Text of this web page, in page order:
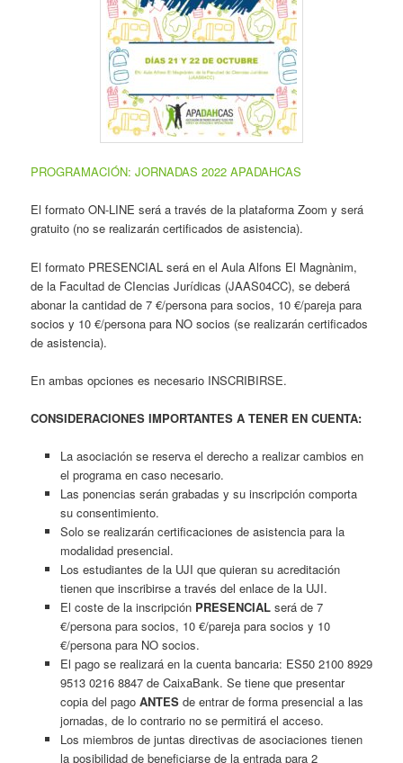
PROGRAMACIÓN: JORNADAS 2022 APADAHCAS
El formato ON-LINE será a través de la plataforma Zoom y será
gratuito (no se realizarán certificados de asistencia).
El formato PRESENCIAL será en el Aula Alfons El Magnànim,
de la Facultad de CIencias Jurídicas (JAAS04CC), se deberá
abonar la cantidad de 7 €/persona para socios, 10 €/pareja para
socios y 10 €/persona para NO socios (se realizarán certificados
de asistencia).
En ambas opciones es necesario INSCRIBIRSE.
CONSIDERACIONES IMPORTANTES A TENER EN CUENTA:
La asociación se reserva el derecho a realizar cambios en
el programa en caso necesario.
Las ponencias serán grabadas y su inscripción comporta
su consentimiento.
Solo se realizarán certificaciones de asistencia para la
modalidad presencial.
Los estudiantes de la UJI que quieran su acreditación
tienen que inscribirse a través del enlace de la UJI.
El coste de la inscripción PRESENCIAL será de 7
€/persona para socios, 10 €/pareja para socios y 10
€/persona para NO socios.
El pago se realizará en la cuenta bancaria: ES50 2100 8929
9513 0216 8847 de CaixaBank. Se tiene que presentar
copia del pago ANTES de entrar de forma presencial a las
jornadas, de lo contrario no se permitirá el acceso.
Los miembros de juntas directivas de asociaciones tienen
la posibilidad de beneficiarse de la entrada para 2